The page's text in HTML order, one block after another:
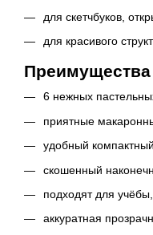
для скетчбуков,
для красивого
6 нежных
приятные
удобный
скошенный
подходят для
аккуратная